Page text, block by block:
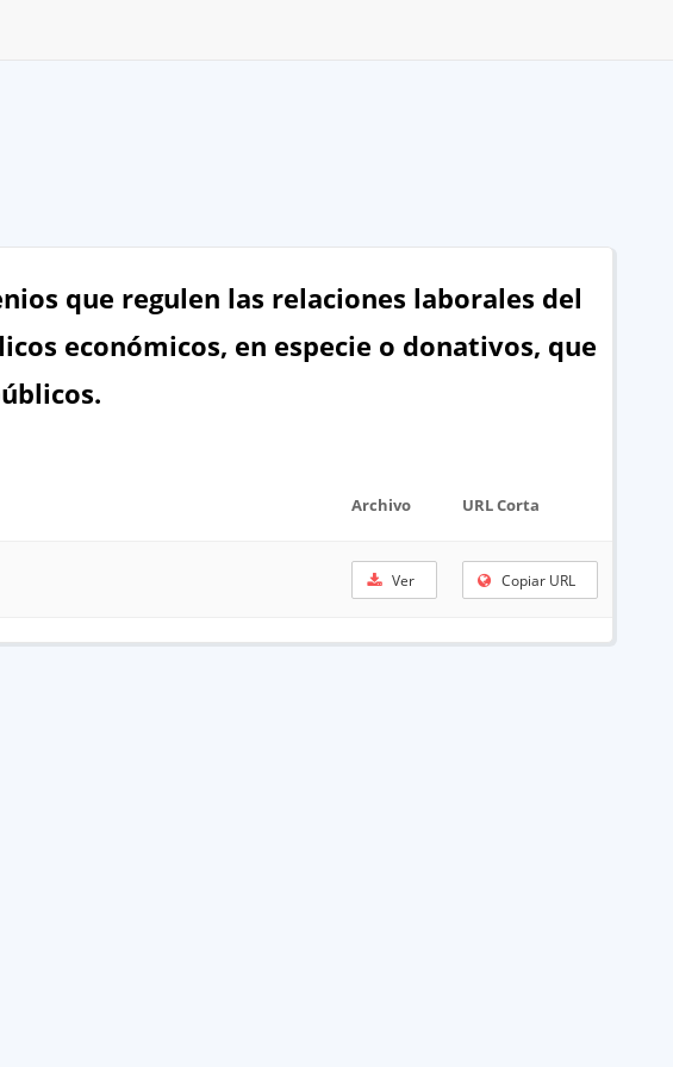
que regulen las relaciones laborales del
económicos, en especie o donativos, que
Archivo URL Corta
Ver Copiar URL